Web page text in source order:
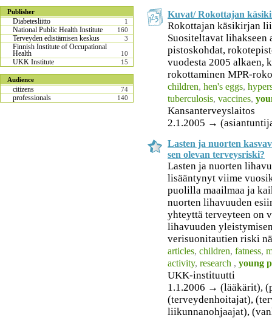
Publisher
Diabetesliitto 1
National Public Health Institute 160
Terveyden edistämisen keskus 3
Finnish Institute of Occupational
Health 10
UKK Institute 15
Audience
citizens 74
professionals 140
Kuvat/ Rokottajan
Rokottajan käsikirjan
Suositeltavat
pistoskohdat,
vuodesta 2005 alkaen,
rokottaminen MPR-
children, hen's eggs,
tuberculosis, vaccines,
Kansanterveyslaitos
2.1.2005 →
Lasten ja nuorten
sen olevan terveysriski?
Lasten ja nuorten
lisääntynyt viime
puolilla maailmaa ja
nuorten lihavuuden
yhteyttä terveyteen on
lihavuuden
verisuonitautien riski
articles, children, fatness,
activity, research , young
UKK-instituutti
1.1.2006 → (lääkärit),
(terveydenhoitajat),
liikunnanohjaajat),